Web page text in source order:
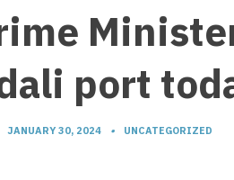
port
JANUARY 30, 2024 • UNCATEGORIZED